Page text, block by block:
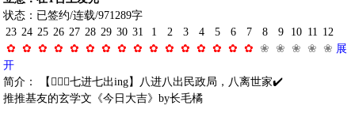
状态：已签约/连载/971289字
23
✿
24
✿
25
✿
26
✿
27
✿
28
✿
29
✿
30
✿
31
✿
1
✿
2
✿
3
✿
4
✿
5
✿
6
✿
7
✿
8
❀
9
❀
10
❀
11
❀
12
❀ 展
开
简介： 【👨‍❤️‍👨七进七出ing】八进八出民政局，八离世家✔️
推推基友的玄学文《今日大吉》by长毛橘